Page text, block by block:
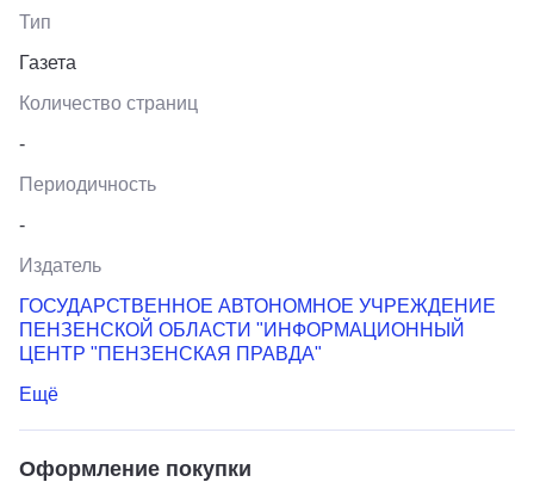
Тип
Газета
Количество страниц
-
Периодичность
-
Издатель
ГОСУДАРСТВЕННОЕ АВТОНОМНОЕ УЧРЕЖДЕНИЕ
ПЕНЗЕНСКОЙ ОБЛАСТИ "ИНФОРМАЦИОННЫЙ
ЦЕНТР "ПЕНЗЕНСКАЯ ПРАВДА"
Ещё
Оформление покупки